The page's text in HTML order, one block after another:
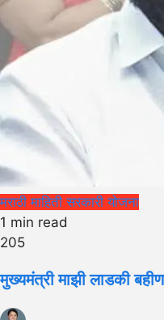
मराठी माहितीसरकारी योजना
1 min read
205
मुख्यमंत्री माझी लाडकी